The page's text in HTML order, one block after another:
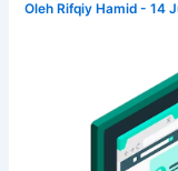
Oleh Rifqiy Hamid-14